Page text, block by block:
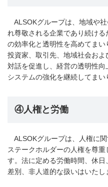
ALSOKグループは、地域や
れ尊敬される企業であり続け
の効率化と透明性を高めてまい
投資家、取引先、地域社会お
対話を促進し、経営の透明性
システムの強化を継続してまい
④人権と労働
ALSOKグループは、人権に
ステークホルダーの人権を尊
す。法に定める労働時間、休
差別、非人道的な扱いはいたし